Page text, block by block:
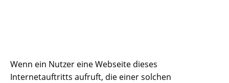
Wenn ein Nutzer eine Webseite dieses
Internetauftritts aufruft, die einer solchen